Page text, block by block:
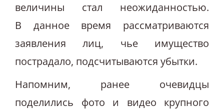
величины стал неожиданностью.
В данное время рассматриваются
заявления лиц, чье имущество
пострадало, подсчитываются убытки.
Напомним, ранее очевидцы
поделились фото и видео крупного